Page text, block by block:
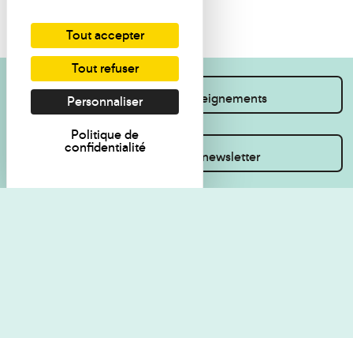
Je souhaite des renseignements
Inscrivez-vous à la newsletter
Tout accepter
Tout refuser
Personnaliser
Politique de
confidentialité